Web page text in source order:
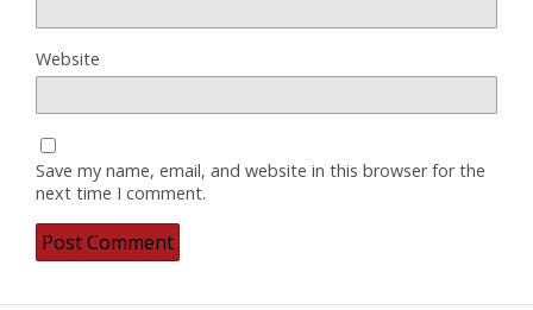
Website
Save my name, email, and website in this browser for the
next time I comment.